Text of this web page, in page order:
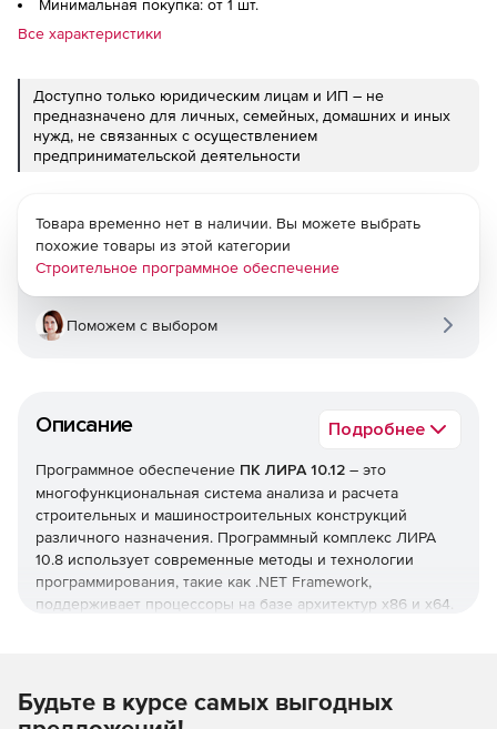
Минимальная покупка: от 1 шт.
Все характеристики
Доступно только юридическим лицам и ИП – не
предназначено для личных, семейных, домашних и иных
нужд, не связанных с осуществлением
предпринимательской деятельности
Описание Подробнее
Программное обеспечение ПК ЛИРА 10.12 – это
многофункциональная система анализа и расчета
строительных и машиностроительных конструкций
различного назначения. Программный комплекс ЛИРА
10.8 использует современные методы и технологии
программирования, такие как .NET Framework,
поддерживает процессоры на базе архитектур x86 и x64.
Основные нововведения в версии ЛИРА 10.12:
Товара временно нет в наличии. Вы можете выбрать
похожие товары из этой категории
Строительное программное обеспечение
Поможем с выбором
Будьте в курсе самых выгодных